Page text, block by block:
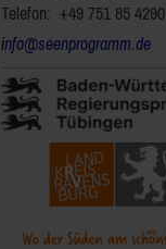
Telefon: +49 751 85 4290
info@seenprogramm.de